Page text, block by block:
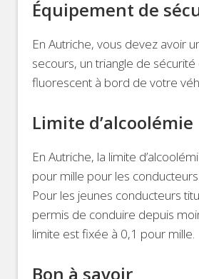
Équipement de
En Autriche, vous devez avoir
secours, un triangle de sécurité
fluorescent à bord de votre
Limite d’alcoolémie
En Autriche, la limite
pour mille pour les
Pour les jeunes conducteurs
permis de conduire depuis
limite est fixée à 0,1 pour mille.
Bon à savoir